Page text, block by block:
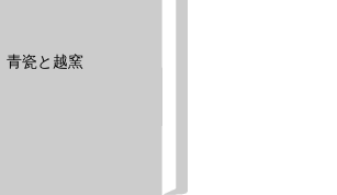
青瓷と越窯